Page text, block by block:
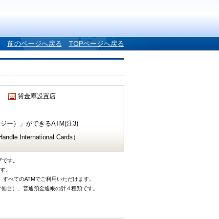
前のページへ戻る TOPページへ戻る
貸金庫設置店
ー）」ができるATM(注3)
International Cards）
す。
。
べてのATMでご利用いただけます。
台）、普通預金通帳の計４種類です。